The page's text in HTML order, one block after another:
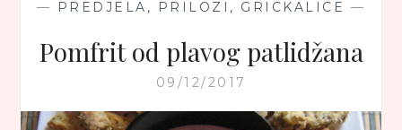
— PREDJELA, PRILOZI, GRICKALICE —
Pomfrit od plavog patlidžana
09/12/2017